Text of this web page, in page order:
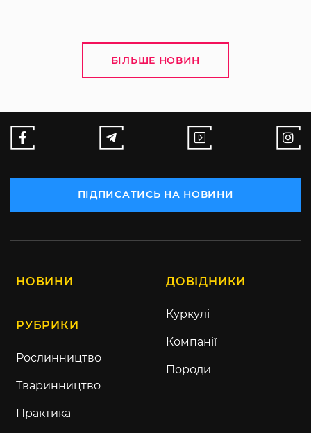
БІЛЬШЕ НОВИН
ПІДПИСАТИСЬ НА НОВИНИ
НОВИНИ
РУБРИКИ
Рослинництво
Тваринництво
Практика
ДОВІДНИКИ
Куркулі
Компанії
Породи